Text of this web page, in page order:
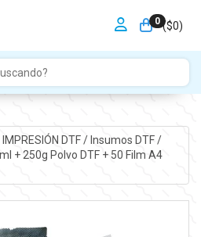
0 ($0)
IMPRESIÓN DTF/ Insumos DTF/
+ 250g Polvo DTF + 50 Film A4